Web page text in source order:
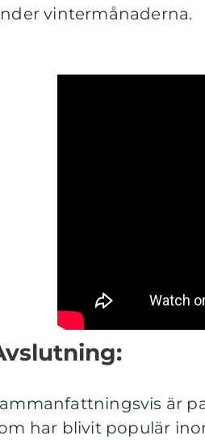
vintermånaderna.
är
har blivit populär